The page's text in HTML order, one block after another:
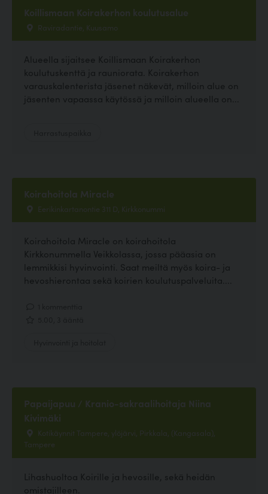
Koillismaan Koirakerhon koulutusalue
Raviradantie, Kuusamo
Alueella sijaitsee Koillismaan Koirakerhon
koulutuskenttä ja rauniorata. Koirakerhon
varauskalenterista jäsenet näkevät, milloin alue on
jäsenten vapaassa käytössä ja milloin alueella on...
Koirahoitola Miracle
Eerikinkartanontie 311 D, Kirkkonummi
Koirahoitola Miracle on koirahoitola
Kirkkonummella Veikkolassa, jossa pääasia on
lemmikkisi hyvinvointi. Saat meiltä myös koira- ja
hevoshierontaa sekä koirien koulutuspalveluita....
Papaijapuu / Kranio-sakraalihoitaja Niina
Kivimäki
Kotikäynnit Tampere, ylöjärvi, Pirkkala, (Kangasala),
Tampere
Lihashuoltoa Koirille ja hevosille, sekä heidän
omistajilleen.